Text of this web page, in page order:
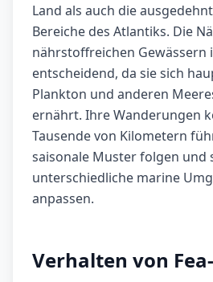
Land als auch die
Bereiche des Atlantiks. Die
nährstoffreichen Gewässern
entscheidend, da sie sich
Plankton und anderen
ernährt. Ihre Wanderungen
Tausende von Kilometern
saisonale Muster folgen und
unterschiedliche marine
anpassen.
Verhalten von